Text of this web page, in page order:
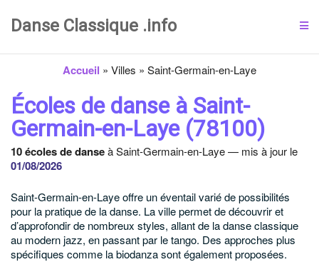
Danse Classique .info
Accueil » Villes » Saint-Germain-en-Laye
Écoles de danse à Saint-
Germain-en-Laye (78100)
10 écoles de danseà Saint-Germain-en-Laye — mis à jour le
01/08/2026
Saint-Germain-en-Laye offre un éventail varié de possibilités
pour la pratique de la danse. La ville permet de découvrir et
d’approfondir de nombreux styles, allant de la danse classique
au modern jazz, en passant par le tango. Des approches plus
spécifiques comme la biodanza sont également proposées.